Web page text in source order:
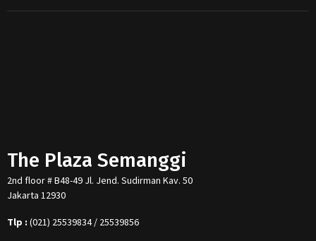
The Plaza Semanggi
2nd floor # B48-49 Jl. Jend. Sudirman Kav. 50
Jakarta 12930
Tlp : (021) 25539834 / 25539856